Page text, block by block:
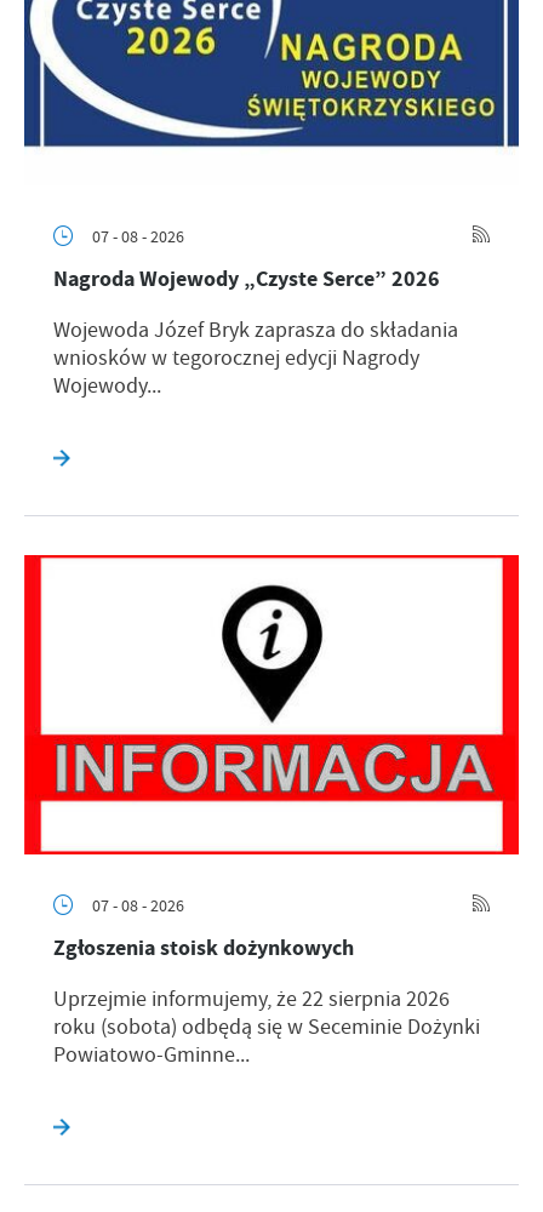
07 - 08 - 2026
Nagroda Wojewody „Czyste Serce” 2026
Wojewoda Józef Bryk zaprasza do składania
wniosków w tegorocznej edycji Nagrody
Wojewody...
07 - 08 - 2026
Zgłoszenia stoisk dożynkowych
Uprzejmie informujemy, że 22 sierpnia 2026
roku (sobota) odbędą się w Seceminie Dożynki
Powiatowo-Gminne...